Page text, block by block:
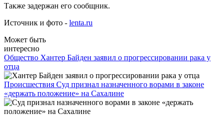
Также задержан его сообщник.
Источник и фото - lenta.ru
Может быть
интересно
Общество Хантер Байден заявил о прогрессировании рака у
отца
Происшествия Суд признал назначенного ворами в законе
«держать положение» на Сахалине